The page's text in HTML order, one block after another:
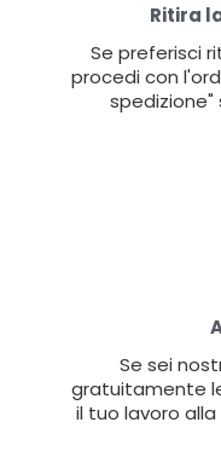
Ritira
Se preferisci
procedi con
spedizione"
Se sei
gratuitamente
il tuo lavoro